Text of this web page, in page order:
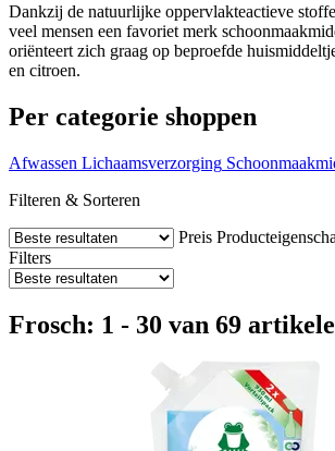
Dankzij de natuurlijke oppervlakteactieve
veel mensen een favoriet merk
oriënteert zich graag op beproefde
en citroen.
Per categorie shoppen
Afwassen Lichaamsverzorging
Filteren & Sorteren
Preis
Filters
Frosch: 1 - 30 van 69